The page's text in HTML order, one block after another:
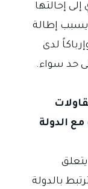
إحالتها
يسبب إطالة
لدى
حد سواء.
الدولة
بالدولة